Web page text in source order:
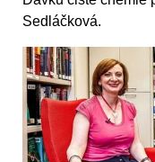
Sedláčková.